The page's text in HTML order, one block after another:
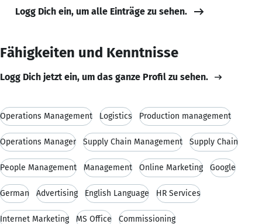
Logg Dich ein, um alle Einträge zu sehen.
Fähigkeiten und Kenntnisse
Logg Dich jetzt ein, um das ganze Profil zu sehen.
Operations Management Logistics Production management
Operations Manager Supply Chain Management Supply Chain
People Management Management Online Marketing Google
German Advertising English Language HR Services
Internet Marketing MS Office Commissioning